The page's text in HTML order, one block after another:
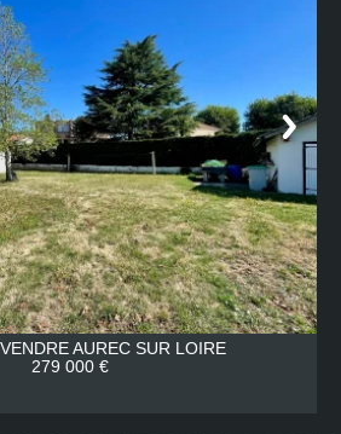
AUREC SUR LOIRE
279 000 €